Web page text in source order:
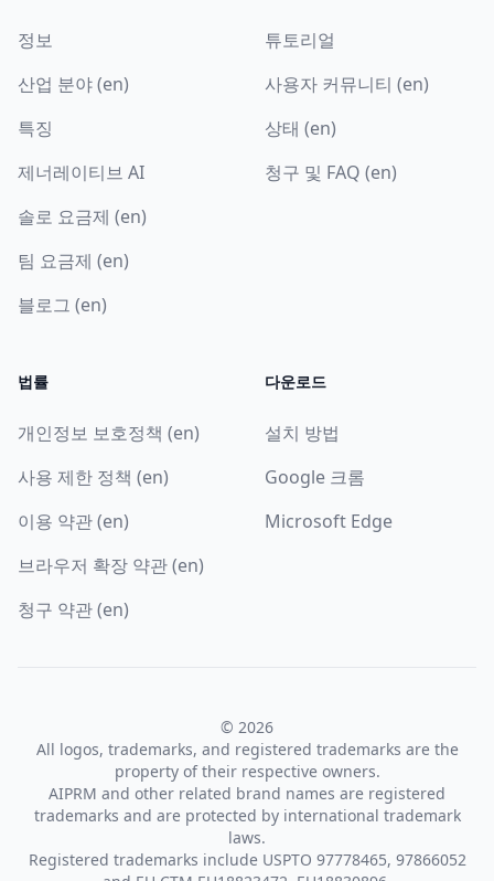
정보
산업 분야 (en)
특징
제너레이티브 AI
솔로 요금제 (en)
팀 요금제 (en)
블로그 (en)
튜토리얼
사용자 커뮤니티 (en)
상태 (en)
청구 및 FAQ (en)
법률
개인정보 보호정책 (en)
사용 제한 정책 (en)
이용 약관 (en)
브라우저 확장 약관 (en)
청구 약관 (en)
다운로드
설치 방법
Google 크롬
Microsoft Edge
© 2026
All logos, trademarks, and registered trademarks are the
property of their respective owners.
AIPRM and other related brand names are registered
trademarks and are protected by international trademark
laws.
Registered trademarks include USPTO 97778465, 97866052